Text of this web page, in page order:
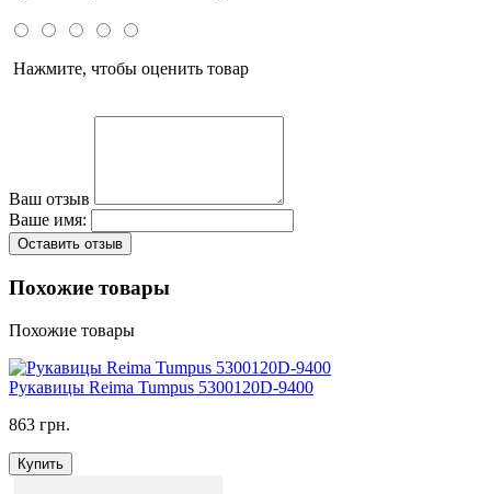
Нажмите, чтобы оценить товар
Ваш отзыв
Ваше имя:
Оставить отзыв
Похожие товары
Похожие товары
Рукавицы Reima Tumpus 5300120D-9400
863 грн.
Купить